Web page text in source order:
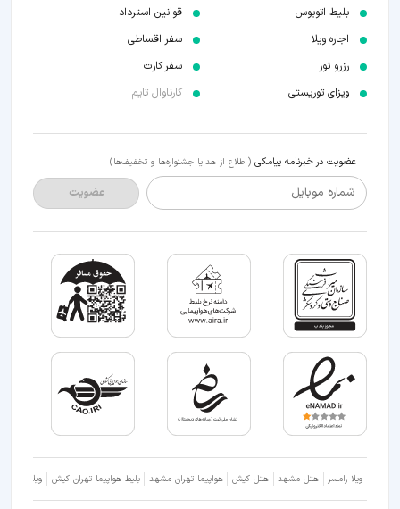
بلیط اتوبوس
اجاره ویلا
رزرو تور
ویزای توریستی
قوانین استرداد
سفر اقساطی
سفر کارت
کارناوال تایم
عضویت در خبرنامه پیامکی (اطلاع از هدایا جشنواره‌ها و تخفیف‌ها)
شماره موبایل عضویت
ویلا رامسر هتل مشهد هتل کیش هواپیما تهران مشهد بلیط هواپیما تهران کیش ویلا شمال